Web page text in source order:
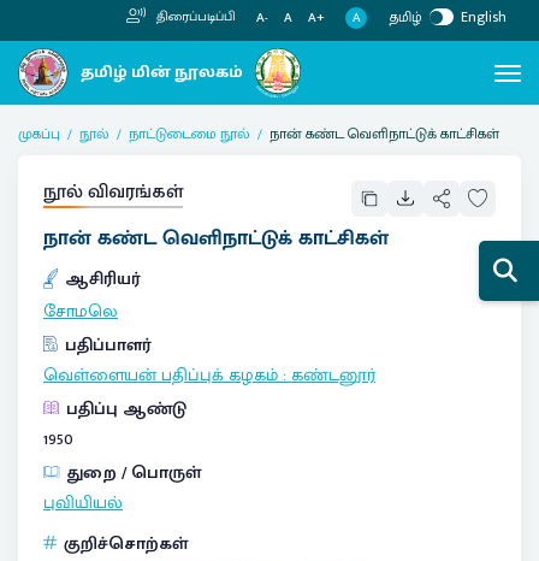
திரைப்படிப்பி A- A A+ A தமிழ் English
முகப்பு நூல் நாட்டுடைமை நூல் நான் கண்ட வெளிநாட்டுக் காட்சிகள்
நூல் விவரங்கள்
நான் கண்ட வெளிநாட்டுக் காட்சிகள்
ஆசிரியர்
சோமலெ
பதிப்பாளர்
வெள்ளையன் பதிப்புக் கழகம்:கண்டனூர்
பதிப்பு ஆண்டு
1950
துறை / பொருள்
புவியியல்
குறிச்சொற்கள்